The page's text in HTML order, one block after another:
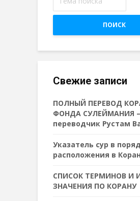
ПОИСК
Свежие записи
ПОЛНЫЙ ПЕРЕВОД
ФОНДА СУЛЕЙМАНИЯ –
переводчик Рустам
Указатель сур в
расположения в
СПИСОК ТЕРМИНОВ И
ЗНАЧЕНИЯ ПО КОРАНУ